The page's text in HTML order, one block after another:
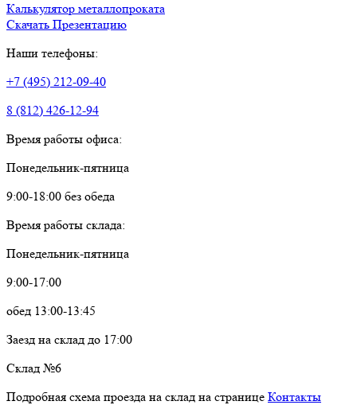
Калькулятор металлопроката
Скачать Презентацию
Наши телефоны:
+7 (495) 212-09-40
8 (812) 426-12-94
Время работы офиса:
Понедельник-пятница
9:00-18:00 без обеда
Время работы склада:
Понедельник-пятница
9:00-17:00
обед 13:00-13:45
Заезд на склад до 17:00
Склад №6
Подробная схема проезда на склад на странице Контакты